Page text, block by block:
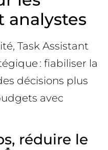
analystes
Task Assistant
: fiabiliser la
décisions plus
avec
réduire le